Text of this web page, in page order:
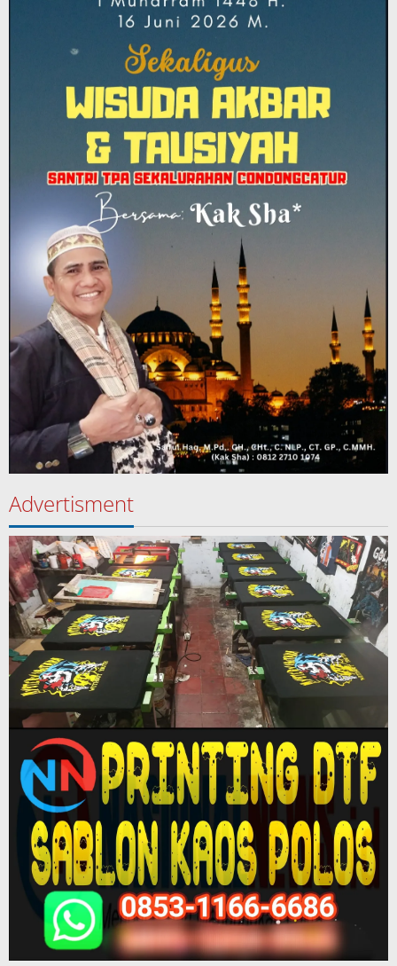
Advertisment